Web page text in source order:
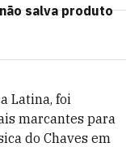
salva produto
Latina, foi
marcantes para
do Chaves em